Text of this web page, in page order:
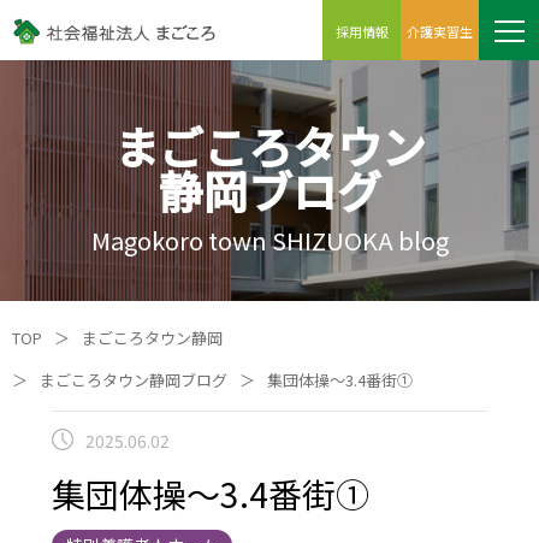
採用情報 介護実習生
まごころタウン
静岡ブログ
Magokoro town SHIZUOKA blog
TOP ＞
まごころタウン静岡
＞
まごころタウン静岡ブログ ＞ 集団体操～3.4番街①
2025.06.02
集団体操～3.4番街①